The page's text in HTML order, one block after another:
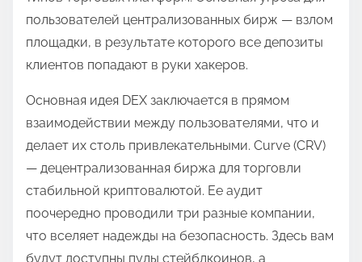
пользователей централизованных бирж ― взлом
площадки, в результате которого все депозиты
клиентов попадают в руки хакеров.
Основная идея DEX заключается в прямом
взаимодействии между пользователями, что и
делает их столь привлекательными. Curve (CRV)
— децентрализованная биржа для торговли
стабильной криптовалютой. Ее аудит
поочередно проводили три разные компании,
что вселяет надежды на безопасность. Здесь вам
будут доступны пулы стейблкоинов, а